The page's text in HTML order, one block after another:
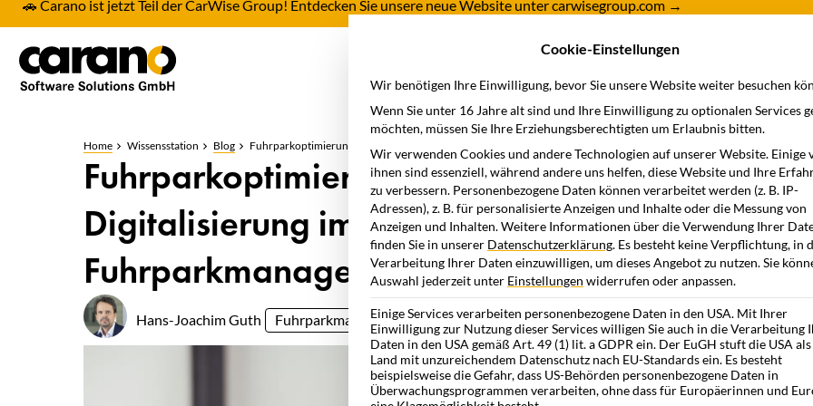
🚗 Carano ist jetzt Teil der CarWise Group! Entdecken Sie unsere neue Website unter carwisegroup.com →
Branchen Wissensstation
Home Wissensstation Blog Fuhrparkoptimierung
Fuhrparkoptimierung: Effizienz und
Digitalisierung im modernen
Fuhrparkmanagement
Hans-Joachim Guth Fuhrparkmanagement 10.11.2025
Cookie-Einstellungen
Wir benötigen Ihre Einwilligung, bevor Sie unsere Website weiter besuchen
Wenn Sie unter 16 Jahre alt sind und Ihre Einwilligung zu optionalen Services
möchten, müssen Sie Ihre Erziehungsberechtigten um Erlaubnis bitten.
Wir verwenden Cookies und andere Technologien auf unserer Website. Einige
ihnen sind essenziell, während andere uns helfen, diese Website und Ihre
zu verbessern. Personenbezogene Daten können verarbeitet werden (z. B. IP-
Adressen), z. B. für personalisierte Anzeigen und Inhalte oder die Messung von
Anzeigen und Inhalten.Weitere Informationen über die Verwendung Ihrer
finden Sie in unserer Datenschutzerklärung. Es besteht keine Verpflichtung, in
Verarbeitung Ihrer Daten einzuwilligen, um dieses Angebot zu nutzen.Sie
Auswahl jederzeit unter Einstellungen widerrufen oder anpassen.
Einige Services verarbeiten personenbezogene Daten in den USA. Mit Ihrer
Einwilligung zur Nutzung dieser Services willigen Sie auch in die Verarbeitung
Daten in den USA gemäß Art. 49 (1) lit. a GDPR ein. Der EuGH stuft die USA
Land mit unzureichendem Datenschutz nach EU-Standards ein. Es besteht
beispielsweise die Gefahr, dass US-Behörden personenbezogene Daten in
Überwachungsprogrammen verarbeiten, ohne dass für Europäerinnen und